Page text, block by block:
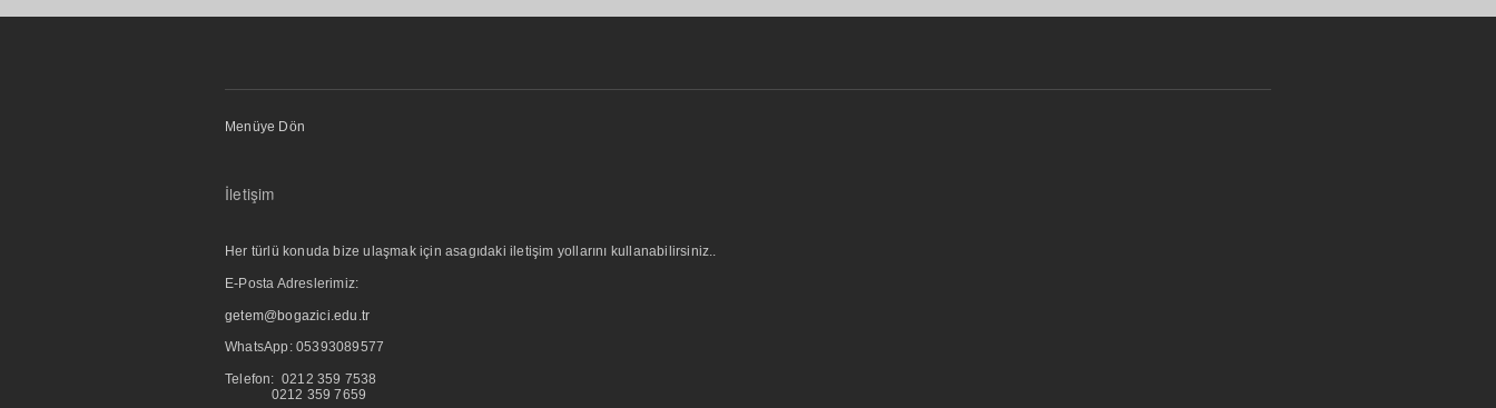
Menüye Dön
İletişim
Her türlü konuda bize ulaşmak için asagıdaki iletişim yollarını kullanabilirsiniz..
E-Posta Adreslerimiz:
getem@bogazici.edu.tr
WhatsApp: 05393089577
Telefon: 0212 359 7538
0212 359 7659